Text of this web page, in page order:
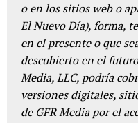
o en los sitios web o
El Nuevo Día), forma,
en el presente o que
descubierto en el
Media, LLC, podría
versiones digitales,
de GFR Media por el